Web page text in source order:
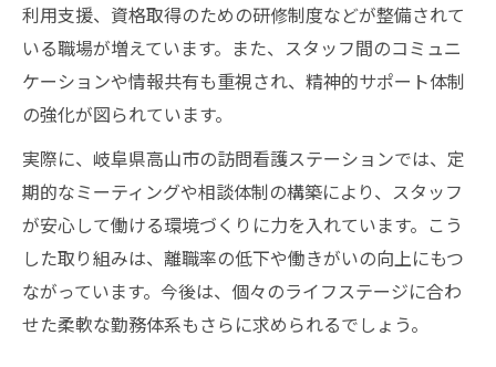
利用支援、資格取得のための研修制度などが整備されて
いる職場が増えています。また、スタッフ間のコミュニ
ケーションや情報共有も重視され、精神的サポート体制
の強化が図られています。
実際に、岐阜県高山市の訪問看護ステーションでは、定
期的なミーティングや相談体制の構築により、スタッフ
が安心して働ける環境づくりに力を入れています。こう
した取り組みは、離職率の低下や働きがいの向上にもつ
ながっています。今後は、個々のライフステージに合わ
せた柔軟な勤務体系もさらに求められるでしょう。